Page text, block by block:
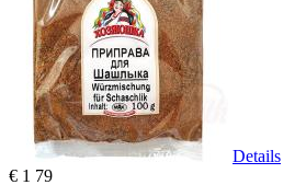
Details
€ 1 79